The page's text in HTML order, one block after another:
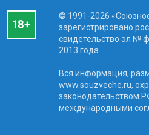
© 1991-2026
зарегистрировано
свидетельство эл №
2013 года.
Вся информация,
www.souzveche.ru,
законодательством
международными